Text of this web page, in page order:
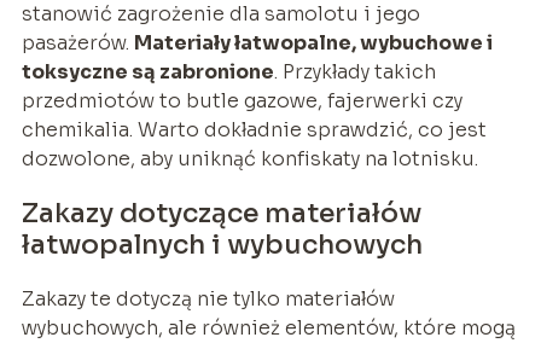
stanowić zagrożenie dla samolotu i jego
pasażerów. Materiały łatwopalne, wybuchowe i
toksyczne są zabronione. Przykłady takich
przedmiotów to butle gazowe, fajerwerki czy
chemikalia. Warto dokładnie sprawdzić, co jest
dozwolone, aby uniknąć konfiskaty na lotnisku.
Zakazy dotyczące materiałów
łatwopalnych i wybuchowych
Zakazy te dotyczą nie tylko materiałów
wybuchowych, ale również elementów, które mogą